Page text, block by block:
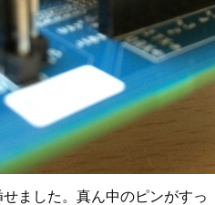
ました。真ん中のピンがすっ